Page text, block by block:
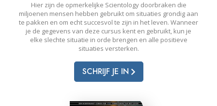
Hier zijn de opmerkelijke Scientology doorbraken die
miljoenen mensen hebben gebruikt om situaties grondig aan
te pakken en om echt succesvol te zijn in het leven. Wanneer
je de gegevens van deze cursus kent en gebruikt, kun je
elke slechte situatie in orde brengen en alle positieve
situaties versterken.
SCHRIJF JE IN